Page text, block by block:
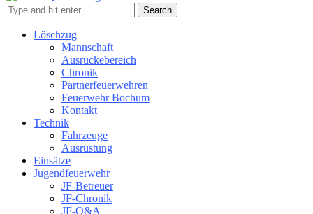
Search
Löschzug
Mannschaft
Ausrückebereich
Chronik
Partnerfeuerwehren
Feuerwehr Bochum
Kontakt
Technik
Fahrzeuge
Ausrüstung
Einsätze
Jugendfeuerwehr
JF-Betreuer
JF-Chronik
JF-Q&A